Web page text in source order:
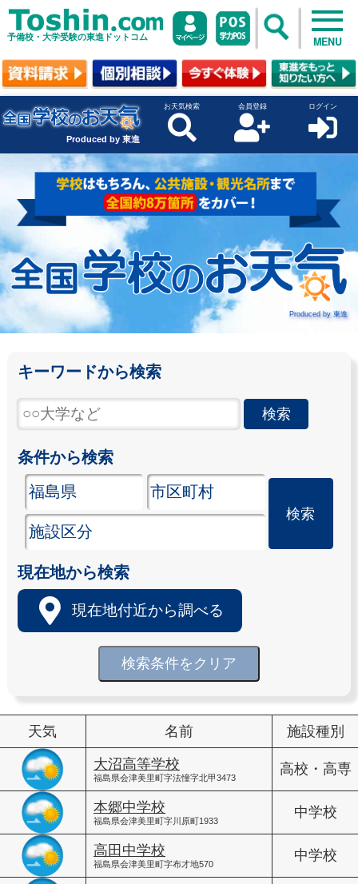
予備校・大学受験の東進ドットコム MENU
Produced by 東進
お天気検索 会員登録 ログイン
Produced by 東進
キーワードから検索
条件から検索
現在地から検索
現在地付近から調べる
検索条件をクリア
天気 名前 施設種別
大沼高等学校
福島県会津美里町字法憧字北甲3473
高校・高専
本郷中学校
福島県会津美里町字川原町1933
中学校
高田中学校
福島県会津美里町字布才地570
中学校